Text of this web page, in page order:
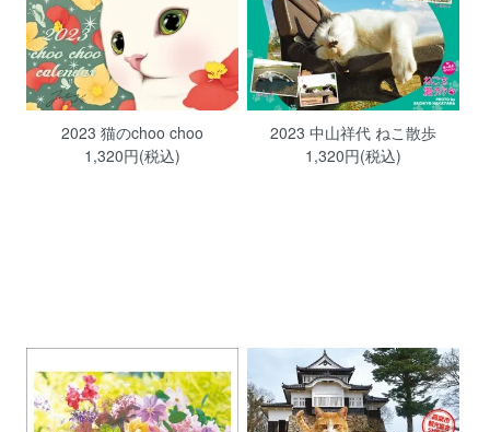
2023 猫のchoo choo
1,320円(税込)
2023 中山祥代 ねこ散歩
1,320円(税込)